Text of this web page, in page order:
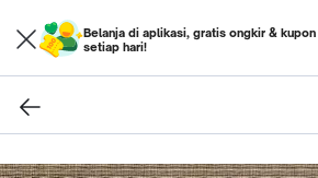
Belanja di aplikasi, gratis ongkir &
setiap hari!